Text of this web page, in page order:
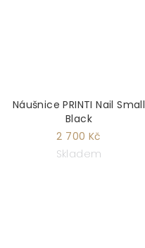
Náušnice PRINTI Nail Small
Black
2 700 Kč
Skladem